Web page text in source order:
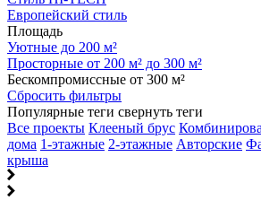
Европейский стиль
Площадь
Уютные до 200 м²
Просторные от 200 м² до 300 м²
Бескомпромиссные от 300 м²
Сбросить фильтры
Популярные теги свернуть теги
Все проекты Клееный брус
дома 1-этажные 2-этажные Авторские
крыша